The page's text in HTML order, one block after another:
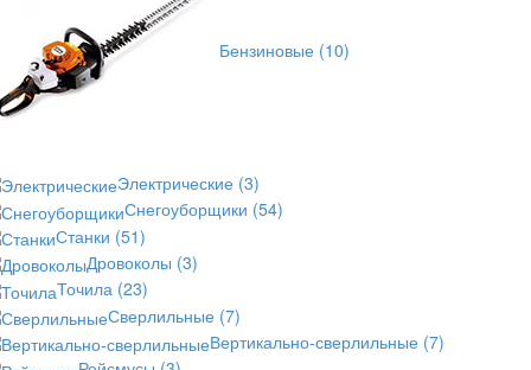
Бензиновые (10)
Электрические (3)
Снегоуборщики (54)
Станки (51)
Дровоколы (3)
Точила (23)
Сверлильные (7)
Вертикально-сверлильные (7)